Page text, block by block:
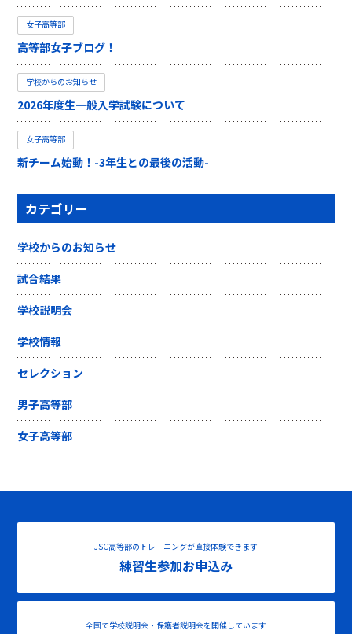
女子高等部
高等部女子ブログ！
学校からのお知らせ
2026年度生一般入学試験について
女子高等部
新チーム始動！-3年生との最後の活動-
カテゴリー
学校からのお知らせ
試合結果
学校説明会
学校情報
セレクション
男子高等部
女子高等部
JSC高等部のトレーニングが直接体験できます
練習生参加お申込み
全国で学校説明会・保護者説明会を開催しています